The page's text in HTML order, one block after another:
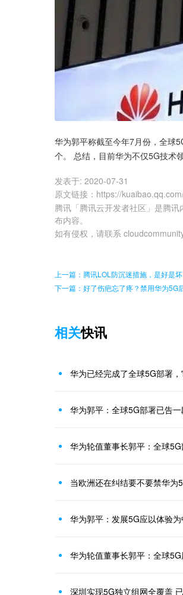
华为郭平称截至今年7月份，全球
个。 总结，目前华为不仅5G技术
发表于: 2020-07-31
原文链接 ： https://
腾讯「腾讯云开发者社区」是腾
布内容。
如有侵权，请联系
上一篇：腾讯LOL防沉迷措施，是好是
下一篇：好了伤疤忘了疼？禁用华为5G
相关快讯
华为已经完成了全球5G部署
华为郭平：全球5G部署已告
华为轮值董事长郭平：全球
当欧洲还在纠结要不要禁华为
华为郭平：发展5G应以体验
华为轮值董事长郭平：全球
深圳实现5G独立组网全覆盖